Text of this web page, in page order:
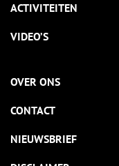
ACTIVITEITEN
VIDEO’S
OVER ONS
CONTACT
NIEUWSBRIEF